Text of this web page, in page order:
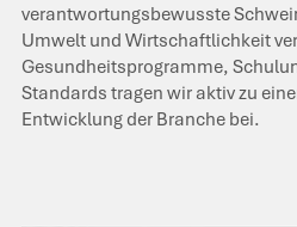
verantwortungsbewusste
Umwelt und Wirtschaftlichkeit
Gesundheitsprogramme,
Standards tragen wir aktiv zu
Entwicklung der Branche bei.